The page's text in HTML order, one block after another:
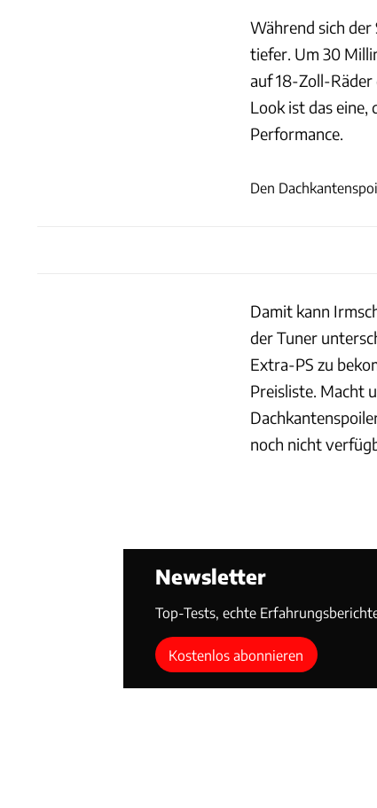
Während sich der
tiefer. Um 30
auf 18-Zoll-
Look ist das
Performance.
Den
Damit kann
der Tuner
Extra-PS zu
Preisliste. Macht
noch nicht
Newsletter
Top-Tests, echte
Kostenlos abonnieren